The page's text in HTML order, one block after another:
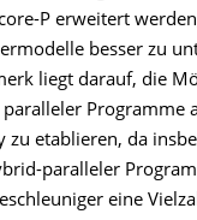
P erweitert
besser zu
liegt darauf, die
Programme
zu etablieren, da
paralleler
eine